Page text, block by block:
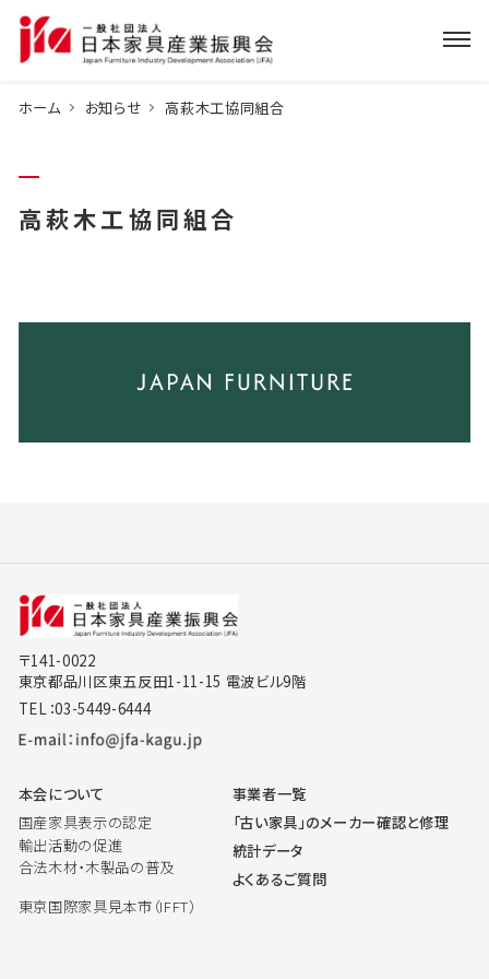
ホーム お知らせ 高萩木工協同組合
高萩木工協同組合
〒141-0022
東京都品川区東五反田1-11-15 電波ビル9階
TEL：03-5449-6444
本会について
国産家具表示の認定
輸出活動の促進
合法木材・木製品の普及
東京国際家具見本市（IFFT）
事業者一覧
「古い家具」のメーカー確認と修理
統計データ
よくあるご質問